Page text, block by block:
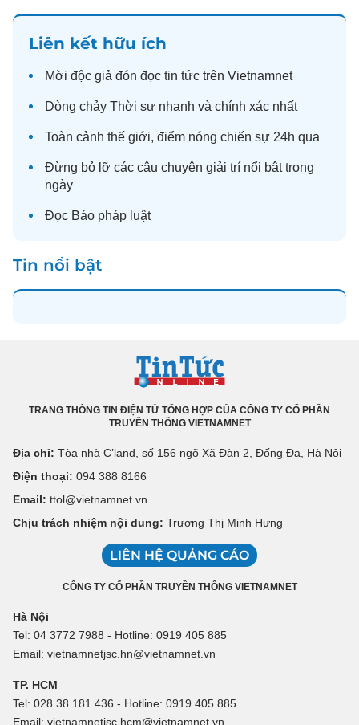
Liên kết hữu ích
Mời độc giả đón đọc tin tức trên Vietnamnet
Dòng chảy Thời sự nhanh và chính xác nhất
Toàn cảnh thế giới, điểm nóng chiến sự 24h qua
Đừng bỏ lỡ các câu chuyện giải trí nổi bật trong
ngày
Đọc Báo pháp luật
Tin nổi bật
TRANG THÔNG TIN ĐIỆN TỬ TỔNG HỢP CỦA CÔNG TY CỔ PHẦN
TRUYỀN THÔNG VIETNAMNET
Địa chỉ: Tòa nhà C’land, số 156 ngõ Xã Đàn 2, Đống Đa, Hà Nội
Điện thoại: 094 388 8166
Email: ttol@vietnamnet.vn
Chịu trách nhiệm nội dung: Trương Thị Minh Hưng
LIÊN HỆ QUẢNG CÁO
CÔNG TY CỔ PHẦN TRUYỀN THÔNG VIETNAMNET
Hà Nội
Tel: 04 3772 7988 - Hotline: 0919 405 885
Email: vietnamnetjsc.hn@vietnamnet.vn
TP. HCM
Tel: 028 38 181 436 - Hotline: 0919 405 885
Email: vietnamnetjsc.hcm@vietnamnet.vn